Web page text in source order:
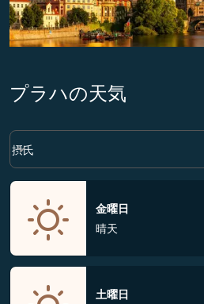
プラハの天気
Weather unit option 摂氏 Selected
摂氏
keyboard_arrow_down
金曜日
晴天
土曜日